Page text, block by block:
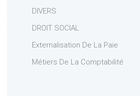
DIVERS
DROIT SOCIAL
Externalisation De La Paie
Métiers De La Comptabilité